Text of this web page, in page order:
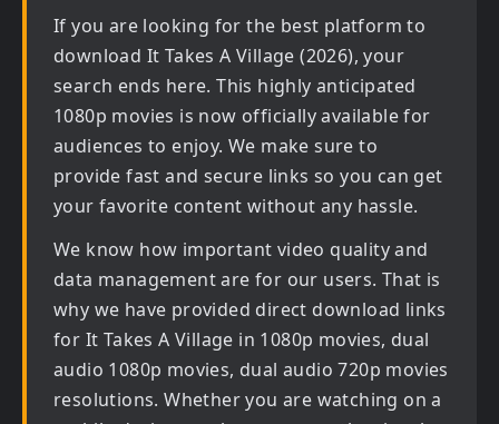
If you are looking for the best platform to
download It Takes A Village (2026), your
search ends here. This highly anticipated
1080p movies is now officially available for
audiences to enjoy. We make sure to
provide fast and secure links so you can get
your favorite content without any hassle.
We know how important video quality and
data management are for our users. That is
why we have provided direct download links
for It Takes A Village in 1080p movies, dual
audio 1080p movies, dual audio 720p movies
resolutions. Whether you are watching on a